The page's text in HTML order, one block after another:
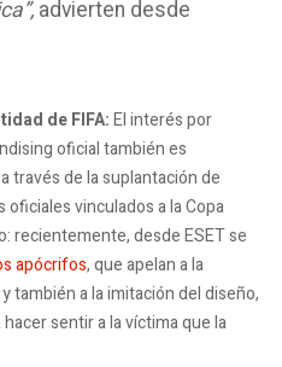
advierten desde
de FIFA:El interés por
oficial también es
través de la suplantación de
vinculados a la Copa
recientemente, desde ESET se
apócrifos, que apelan a la
también a la imitación del diseño,
sentir a la víctima que la